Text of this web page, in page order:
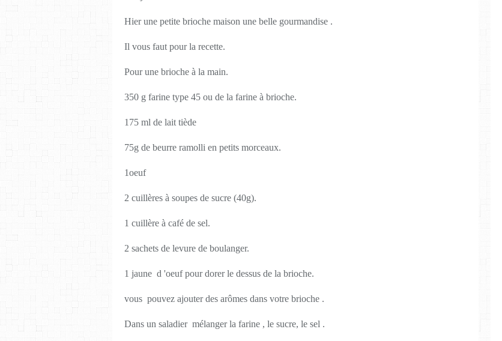
Hier une petite brioche maison une belle gourmandise .
Il vous faut pour la recette.
Pour une brioche à la main.
350 g farine type 45 ou de la farine à brioche.
175 ml de lait tiède
75g de beurre ramolli en petits morceaux.
1oeuf
2 cuillères à soupes de sucre (40g).
1 cuillère à café de sel.
2 sachets de levure de boulanger.
1 jaune d 'oeuf pour dorer le dessus de la brioche.
vous pouvez ajouter des arômes dans votre brioche .
Dans un saladier mélanger la farine , le sucre, le sel .